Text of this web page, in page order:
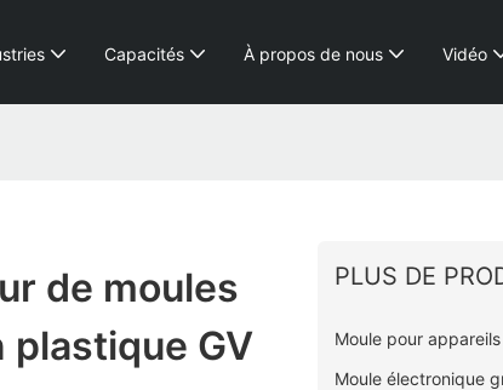
Capacités À propos de nous Vidéo
de moules
GV
PLUS DE
Moule pour
Moule électronique